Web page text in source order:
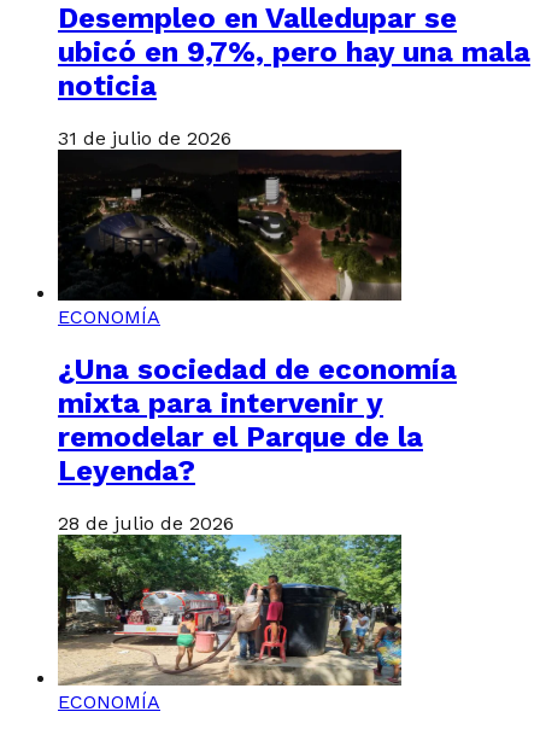
Desempleo en Valledupar se
ubicó en 9,7%, pero hay una mala
noticia
31 de julio de 2026
ECONOMÍA
¿Una sociedad de economía
mixta para intervenir y
remodelar el Parque de la
Leyenda?
28 de julio de 2026
ECONOMÍA